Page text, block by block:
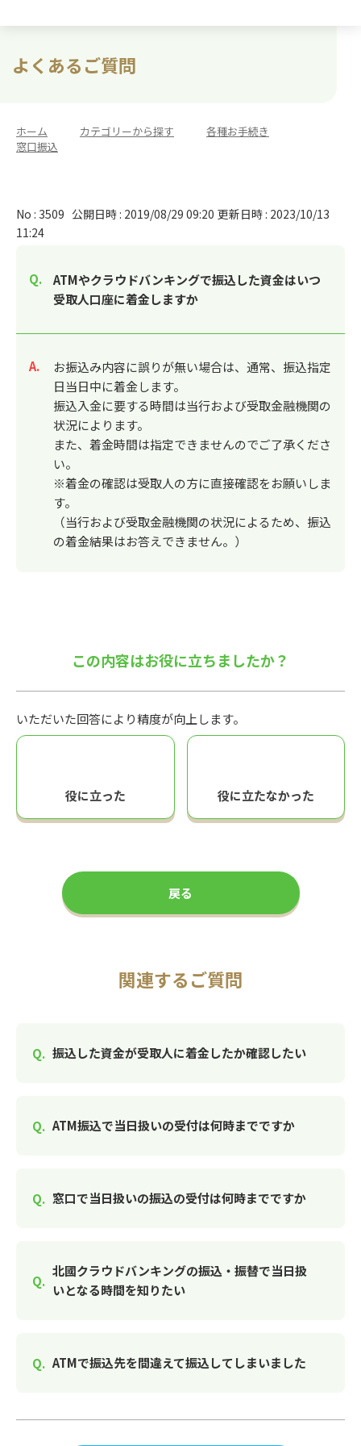
よくあるご質問
ホーム カテゴリーから探す 各種お手続き
窓口振込
No : 3509 公開日時 : 2019/08/29 09:20 更新日時 : 2023/10/13
11:24
ATMやクラウドバンキングで振込した資金はいつ
受取人口座に着金しますか
回答
お振込み内容に誤りが無い場合は、通常、振込指定
日当日中に着金します。
振込入金に要する時間は当行および受取金融機関の
状況によります。
また、着金時間は指定できませんのでご了承くださ
い。
※着金の確認は受取人の方に直接確認をお願いしま
す。
（当行および受取金融機関の状況によるため、振込
の着金結果はお答えできません。）
この内容はお役に立ちましたか？
いただいた回答により精度が向上します。
役に立った 役に立たなかった
戻る
関連するご質問
振込した資金が受取人に着金したか確認したい
ATM振込で当日扱いの受付は何時までですか
窓口で当日扱いの振込の受付は何時までですか
北國クラウドバンキングの振込・振替で当日扱
いとなる時間を知りたい
ATMで振込先を間違えて振込してしまいました